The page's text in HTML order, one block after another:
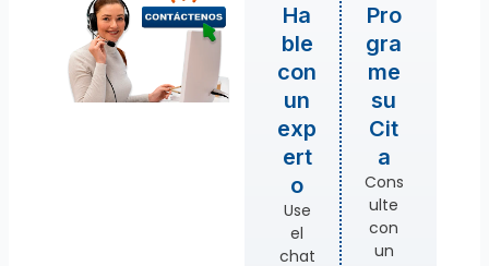
Ha
ble
con
un
exp
ert
o
Use
el
chat
Pro
gra
me
su
Cit
a
Cons
ulte
con
un